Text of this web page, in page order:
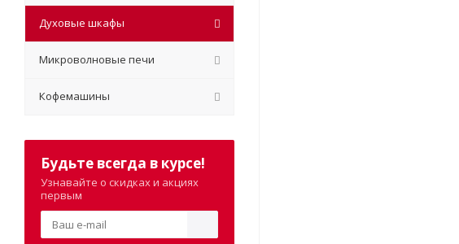
Духовые шкафы
Микроволновые печи
Кофемашины
Будьте всегда в курсе!
Узнавайте о скидках и акциях
первым